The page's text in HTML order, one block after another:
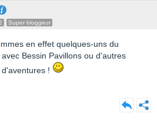
Super bloggeur
en effet quelques-uns du
Bessin Pavillons ou d'autres
!